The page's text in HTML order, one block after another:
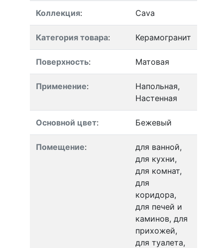
Коллекция: Cava
Категория товара: Керамогранит
Поверхность: Матовая
Применение:
Напольная,
Настенная
Основной цвет: Бежевый
Помещение:
для ванной,
для кухни,
для комнат,
для
коридора,
для печей и
каминов, для
прихожей,
для туалета,